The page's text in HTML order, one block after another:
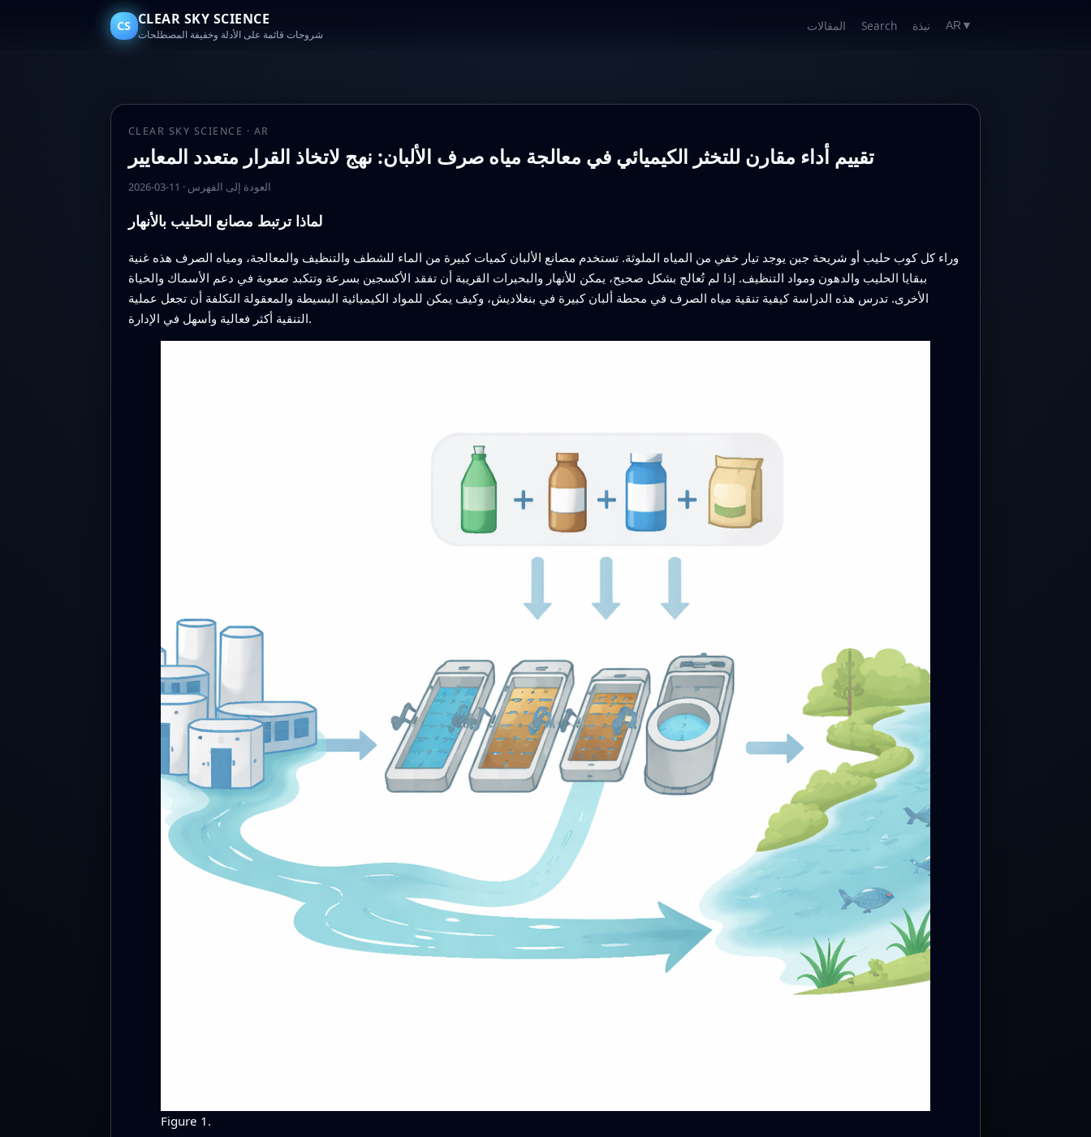
CS CLEAR SKY SCIENCE
شروحات قائمة على الأدلة وخفيفة المصطلحات
المقالات Search نبذة AR ▼
CLEAR SKY SCIENCE · AR
تقييم أداء مقارن للتخثر الكيميائي في معالجة مياه صرف الألبان: نهج لاتخاذ القرار متعدد المعايير
2026-03-11 · العودة إلى الفهرس
لماذا ترتبط مصانع الحليب بالأنهار
وراء كل كوب حليب أو شريحة جبن يوجد تيار خفي من المياه الملوثة. تستخدم مصانع الألبان كميات كبيرة من الماء للشطف والتنظيف والمعالجة، ومياه الصرف هذه غنية
ببقايا الحليب والدهون ومواد التنظيف. إذا لم تُعالج بشكل صحيح، يمكن للأنهار والبحيرات القريبة أن تفقد الأكسجين بسرعة وتتكبد صعوبة في دعم الأسماك والحياة
الأخرى. تدرس هذه الدراسة كيفية تنقية مياه الصرف في محطة ألبان كبيرة في بنغلاديش، وكيف يمكن للمواد الكيميائية البسيطة والمعقولة التكلفة أن تجعل عملية
التنقية أكثر فعالية وأسهل في الإدارة.
Figure 1.